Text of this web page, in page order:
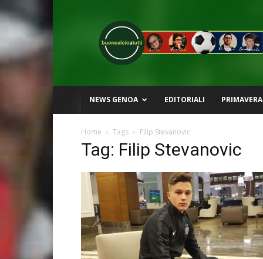
Buon
Calcio
a
Tutti
NEWS GENOA EDITORIALI PRIMAVERA
Home Tags Filip Stevanovic
Tag: Filip Stevanovic